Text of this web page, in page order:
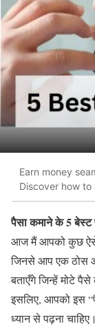
Earn money
Discover how
पैसा कमाने के 5 बेस्ट
आज मैं आपको कुछ ऐसे
जिनसे आप एक ठोस
बताएँगे जिन्हें मोटे
इसलिए, आपको इस
ध्यान से पढ़ना चाहिए।